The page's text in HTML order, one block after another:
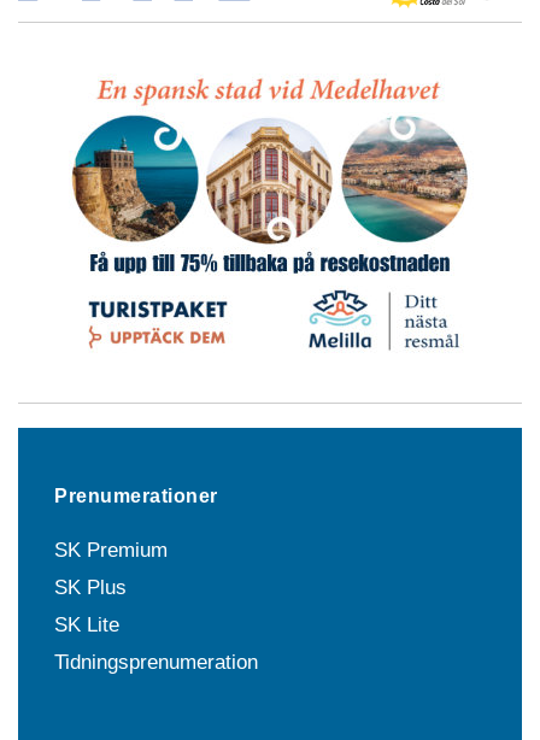
Prenumerationer
SK Premium
SK Plus
SK Lite
Tidningsprenumeration